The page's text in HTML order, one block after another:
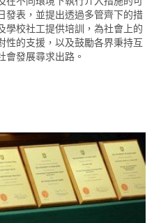
發表，並提出透過多管齊下的措
學校社工提供培訓，為社會上的
性的支援，以及鼓勵各界秉持互
會發展尋求出路。